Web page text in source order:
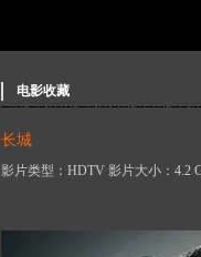
电影收藏
长城
影片类型：HDTV 影片大小：4.2